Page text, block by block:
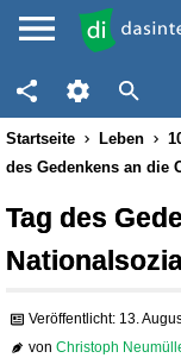
Startseite Leben
des Gedenkens an die
Tag des
Veröffentlicht: 13.
vonChristoph